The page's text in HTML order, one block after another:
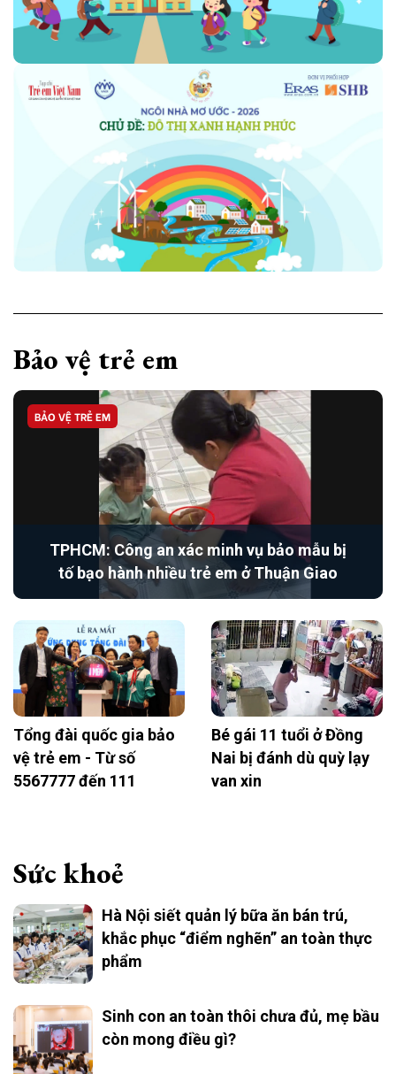
Bảo vệ trẻ em
BẢO VỆ TRẺ EM
TPHCM: Công an xác minh vụ bảo mẫu bị
tố bạo hành nhiều trẻ em ở Thuận Giao
Tổng đài quốc gia bảo
vệ trẻ em - Từ số
5567777 đến 111
Bé gái 11 tuổi ở Đồng
Nai bị đánh dù quỳ lạy
van xin
Sức khoẻ
Hà Nội siết quản lý bữa ăn bán trú,
khắc phục “điểm nghẽn” an toàn thực
phẩm
Sinh con an toàn thôi chưa đủ, mẹ bầu
còn mong điều gì?